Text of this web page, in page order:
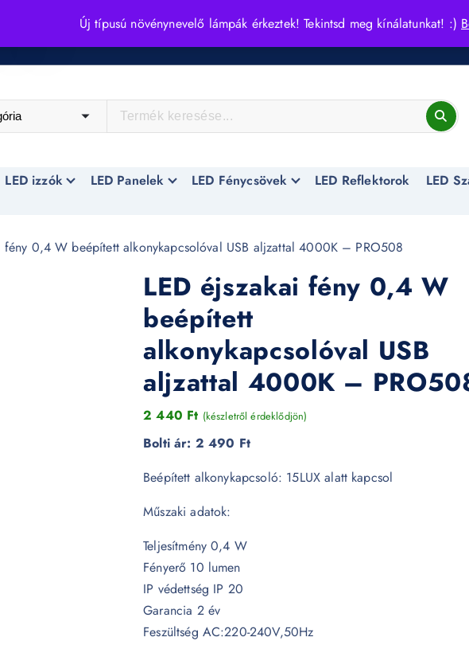
Új típusú növénynevelő lámpák érkeztek! Tekintsd meg kínálatunkat! :)
LED izzók LED Panelek LED Fénycsövek LED Reflektorok LED
fény 0,4 W beépített alkonykapcsolóval USB aljzattal 4000K – PRO508
LED éjszakai fény 0,4 W
beépített
alkonykapcsolóval USB
aljzattal 4000K –
2 440 Ft (készletről érdeklődjön)
Bolti ár: 2 490 Ft
Beépített alkonykapcsoló: 15LUX alatt kapcsol
Műszaki adatok:
Teljesítmény 0,4 W
Fényerő 10 lumen
IP védettség IP 20
Garancia 2 év
Feszültség AC:220-240V,50Hz